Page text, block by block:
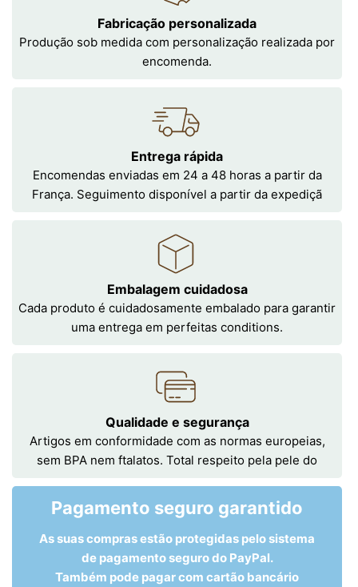
Fabricação personalizada
Produção sob medida com personalização realizada por
encomenda.
Entrega rápida
Encomendas enviadas em 24 a 48 horas a partir da
França. Seguimento disponível a partir da expediçã
Embalagem cuidadosa
Cada produto é cuidadosamente embalado para garantir
uma entrega em perfeitas conditions.
Qualidade e segurança
Artigos em conformidade com as normas europeias,
sem BPA nem ftalatos. Total respeito pela pele do
Pagamento seguro garantido
As suas compras estão protegidas pelo sistema
de pagamento seguro do PayPal.
Também pode pagar com cartão bancário